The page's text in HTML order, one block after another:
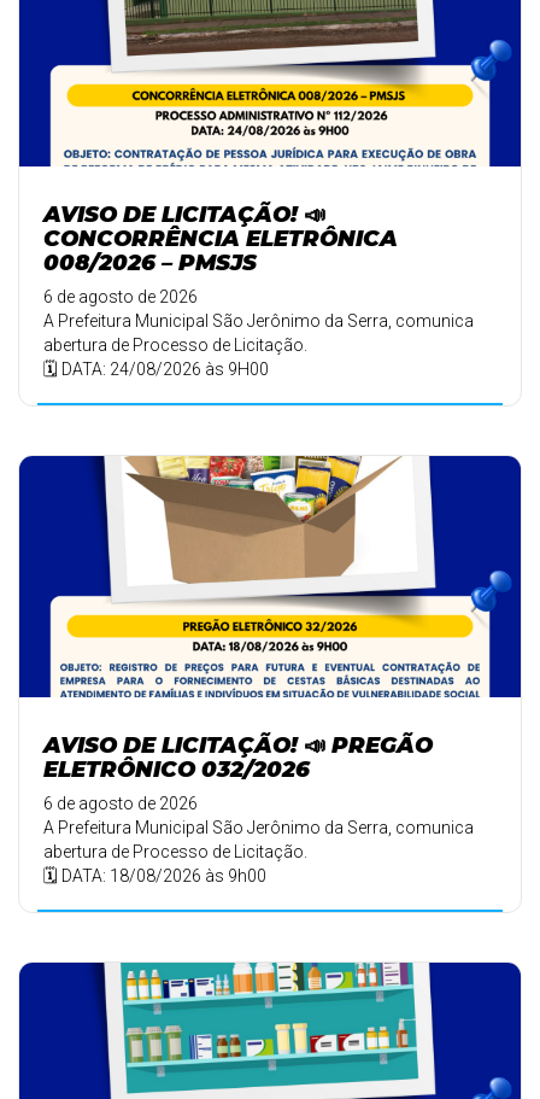
AVISO DE LICITAÇÃO! 📣
CONCORRÊNCIA ELETRÔNICA
008/2026 – PMSJS
6 de agosto de 2026
A Prefeitura Municipal São Jerônimo da Serra, comunica
abertura de Processo de Licitação.
🗓️ DATA: 24/08/2026 às 9H00
AVISO DE LICITAÇÃO! 📣 PREGÃO
ELETRÔNICO 032/2026
6 de agosto de 2026
A Prefeitura Municipal São Jerônimo da Serra, comunica
abertura de Processo de Licitação.
🗓️ DATA: 18/08/2026 às 9h00